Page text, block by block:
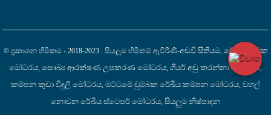
© ප්‍රකාශන හිමිකම - 2018-2023 : සියලුම හිමිකම් ඇවිරිණි-අඩවි සිතියම, රේඛීය ධාවක
මෝටරය සෞඛ්‍ය ආරක්ෂණ උපකරණ මෝටරය ගියර් අඩු කරන්නා මෝටරය,
කම්පන කුඩා විදුලි මෝටරය මට්ටමේ චුම්බක රේඛීය කම්පන මෝටරය වහල්
නොවන රේඛීය ස්ටෙපර් මෝටරය සියලුම නිෂ්පාදන